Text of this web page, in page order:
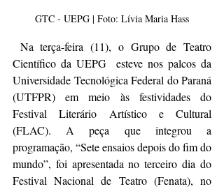
GTC - UEPG | Foto: Lívia Maria Hass
Na terça-feira (11), o Grupo de Teatro
Científico da UEPG  esteve nos palcos da
Universidade Tecnológica Federal do Paraná
(UTFPR) em meio às festividades do
Festival Literário Artístico e Cultural
(FLAC). A peça que integrou a
programação, “Sete ensaios depois do fim do
mundo”, foi apresentada no terceiro dia do
Festival Nacional de Teatro (Fenata), no